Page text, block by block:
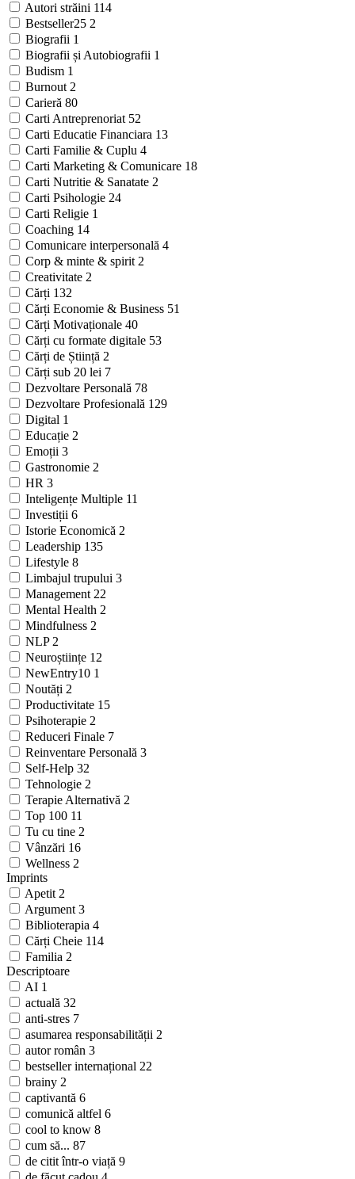
Autori străini 114
Bestseller25 2
Biografii 1
Biografii și Autobiografii 1
Budism 1
Burnout 2
Carieră 80
Carti Antreprenoriat 52
Carti Educatie Financiara 13
Carti Familie & Cuplu 4
Carti Marketing & Comunicare 18
Carti Nutritie & Sanatate 2
Carti Psihologie 24
Carti Religie 1
Coaching 14
Comunicare interpersonală 4
Corp & minte & spirit 2
Creativitate 2
Cărți 132
Cărți Economie & Business 51
Cărți Motivaționale 40
Cărți cu formate digitale 53
Cărți de Știință 2
Cărți sub 20 lei 7
Dezvoltare Personală 78
Dezvoltare Profesională 129
Digital 1
Educație 2
Emoții 3
Gastronomie 2
HR 3
Inteligențe Multiple 11
Investiții 6
Istorie Economică 2
Leadership 135
Lifestyle 8
Limbajul trupului 3
Management 22
Mental Health 2
Mindfulness 2
NLP 2
Neuroștiințe 12
NewEntry10 1
Noutăți 2
Productivitate 15
Psihoterapie 2
Reduceri Finale 7
Reinventare Personală 3
Self-Help 32
Tehnologie 2
Terapie Alternativă 2
Top 100 11
Tu cu tine 2
Vânzări 16
Wellness 2
Imprints
Apetit 2
Argument 3
Biblioterapia 4
Cărți Cheie 114
Familia 2
Descriptoare
AI 1
actuală 32
anti-stres 7
asumarea responsabilității 2
autor român 3
bestseller internațional 22
brainy 2
captivantă 6
comunică altfel 6
cool to know 8
cum să... 87
de citit într-o viață 9